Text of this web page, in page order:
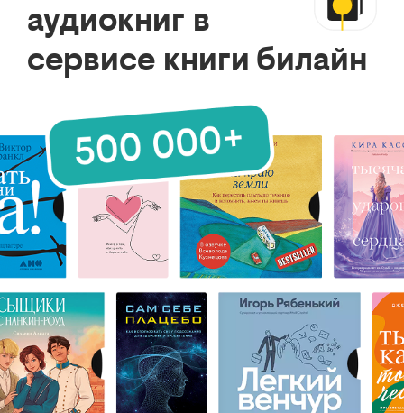
аудиокниг в
сервисе книги билайн